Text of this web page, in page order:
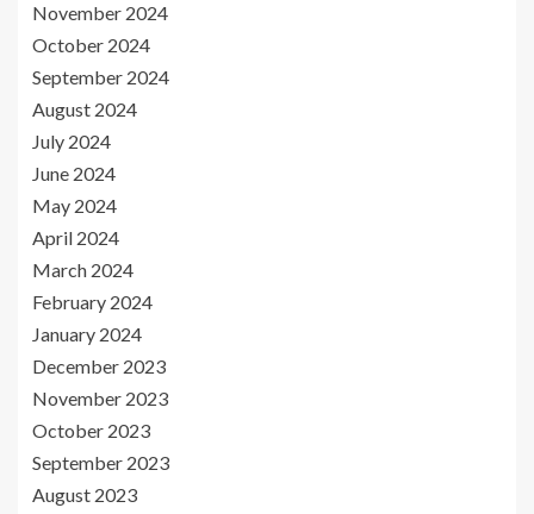
November 2024
October 2024
September 2024
August 2024
July 2024
June 2024
May 2024
April 2024
March 2024
February 2024
January 2024
December 2023
November 2023
October 2023
September 2023
August 2023